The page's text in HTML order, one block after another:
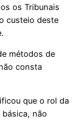
os Tribunais
custeio deste
métodos de
consta
que o rol da
básica, não